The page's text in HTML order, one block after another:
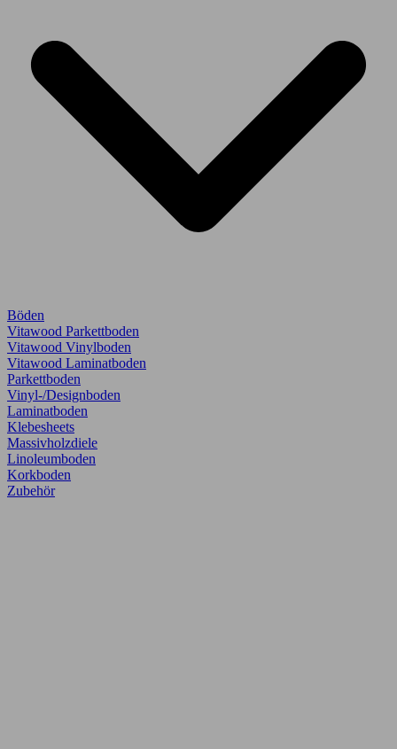
Böden
Vitawood Parkettboden
Vitawood Vinylboden
Vitawood Laminatboden
Parkettboden
Vinyl-/Designboden
Laminatboden
Klebesheets
Massivholzdiele
Linoleumboden
Korkboden
Zubehör